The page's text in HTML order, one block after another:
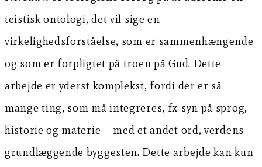
teistisk ontologi, det vil sige en
virkelighedsforståelse, som er sammenhængende
og som er forpligtet på troen på Gud. Dette
arbejde er yderst komplekst, fordi der er så
mange ting, som må integreres, fx syn på sprog,
historie og materie – med et andet ord, verdens
grundlæggende byggesten. Dette arbejde kan kun